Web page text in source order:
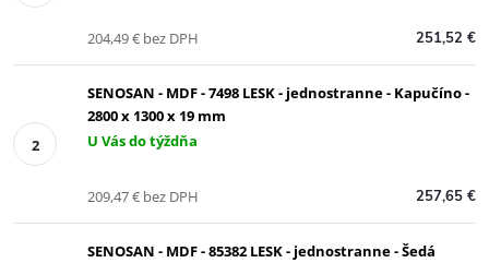
251,52 €
204,49 € bez DPH
SENOSAN - MDF - 7498 LESK - jednostranne - Kapučíno -
2800 x 1300 x 19 mm
U Vás do týždňa
257,65 €
209,47 € bez DPH
SENOSAN - MDF - 85382 LESK - jednostranne - Šedá